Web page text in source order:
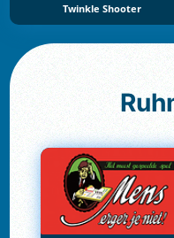
Twinkle Shooter